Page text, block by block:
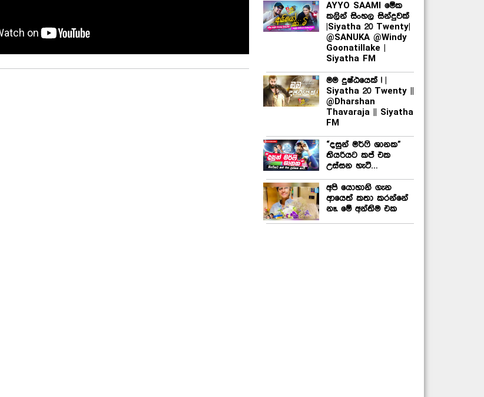
AYYO SAAMI මේක
කලින් සිංහල සින්දුවක්
|Siyatha 20 Twenty|
@SANUKA @Windy
Goonatillake |
Siyatha FM
මම දුෂ්ඨයෙක් ! |
Siyatha 20 Twenty ||
@Dharshan
Thavaraja || Siyatha
FM
“දසුන් මර්ෆි ශානක”
තියරියට කප් එක
උස්සන හැටි…
අපි යොහානි ගැන
ආයෙත් කතා කරන්නේ
නෑ. මේ අන්තිම එක